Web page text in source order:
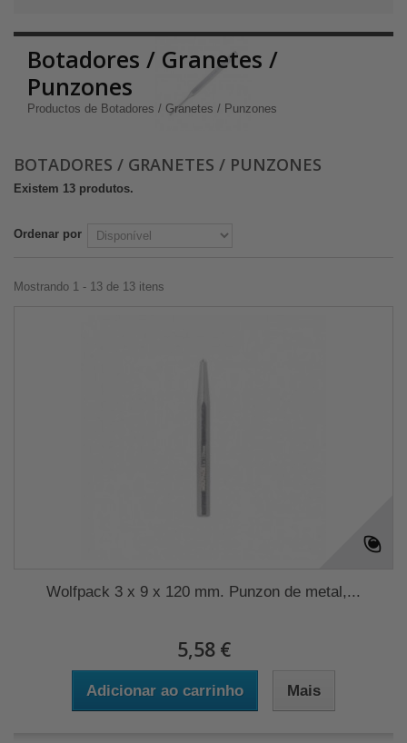
Botadores / Granetes /
Punzones
Productos de Botadores / Granetes / Punzones
BOTADORES / GRANETES / PUNZONES
Existem 13 produtos.
Ordenar por
Mostrando 1 - 13 de 13 itens
Wolfpack 3 x 9 x 120 mm. Punzon de metal,...
5,58 €
Adicionar ao carrinho Mais